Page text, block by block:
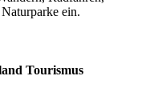
ein.
Tourismus